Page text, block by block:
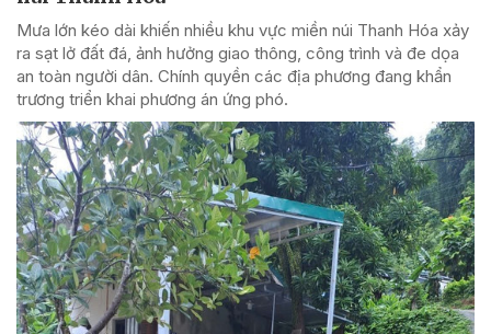
Mưa lớn kéo dài khiến nhiều khu vực miền núi Thanh Hóa xảy
ra sạt lở đất đá, ảnh hưởng giao thông, công trình và đe dọa
an toàn người dân. Chính quyền các địa phương đang khẩn
trương triển khai phương án ứng phó.